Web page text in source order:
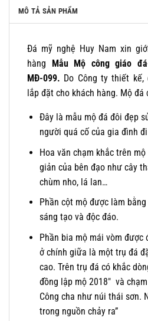
MÔ TẢ SẢN PHẨM
Đá mỹ nghệ Huy Nam xin
hàng Mẫu Mộ công giáo
MĐ-099. Do Công ty thiết kế,
lắp đặt cho khách hàng. Mộ đá
Đây là mẫu mộ đá đôi đẹp
người quá cố của gia đình
Hoa văn chạm khắc trên
giản của bên đạo như cây
chùm nho, lá lan…
Phần cột mộ được làm
sáng tạo và độc đáo.
Phần bia mộ mái vòm
ở chính giữa là một trụ đá
cao. Trên trụ đá có khắc
đồng lập mộ 2018″ và
Công cha như núi thái sơn.
trong nguồn chảy ra”